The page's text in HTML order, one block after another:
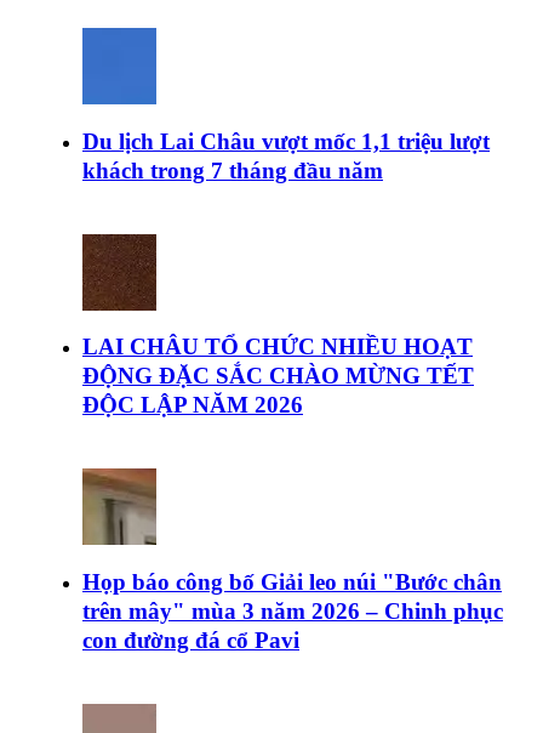
Du lịch Lai Châu vượt mốc 1,1 triệu lượt
khách trong 7 tháng đầu năm
LAI CHÂU TỔ CHỨC NHIỀU HOẠT
ĐỘNG ĐẶC SẮC CHÀO MỪNG TẾT
ĐỘC LẬP NĂM 2026
Họp báo công bố Giải leo núi "Bước chân
trên mây" mùa 3 năm 2026 – Chinh phục
con đường đá cổ Pavi